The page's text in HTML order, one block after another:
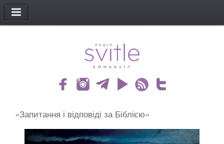
«Запитання і відповіді за Біблією»